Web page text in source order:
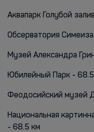
Аквапарк Голубой
Обсерватория
Музей Александра
Юбилейный Парк -
Феодосийский музей
Национальная
- 68.5 км